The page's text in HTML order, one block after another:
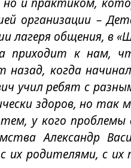
организации –
общения, в
приходит к нам,
когда
учил ребят с
здоров, но так
у кого проблемы
Александр
родителями, с